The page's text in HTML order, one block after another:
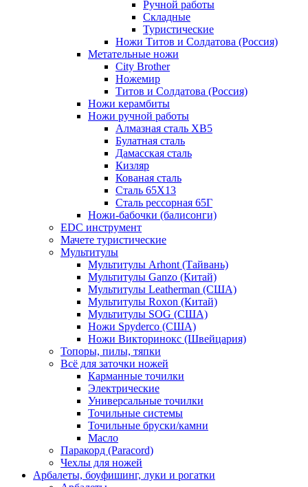
Ручной работы
Складные
Туристические
Ножи Титов и Солдатова (Россия)
Метательные ножи
City Brother
Ножемир
Титов и Солдатова (Россия)
Ножи керамбиты
Ножи ручной работы
Алмазная сталь ХВ5
Булатная сталь
Дамасская сталь
Кизляр
Кованая сталь
Сталь 65Х13
Сталь рессорная 65Г
Ножи-бабочки (балисонги)
EDC инструмент
Мачете туристические
Мультитулы
Мультитулы Arhont (Тайвань)
Мультитулы Ganzo (Китай)
Мультитулы Leatherman (США)
Мультитулы Roxon (Китай)
Мультитулы SOG (США)
Ножи Spyderco (США)
Ножи Викторинокс (Швейцария)
Топоры, пилы, тяпки
Всё для заточки ножей
Карманные точилки
Электрические
Универсальные точилки
Точильные системы
Точильные бруски/камни
Масло
Паракорд (Paracord)
Чехлы для ножей
Арбалеты, боуфишинг, луки и рогатки